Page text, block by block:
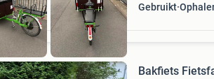
Gebruikt
Bakfiets